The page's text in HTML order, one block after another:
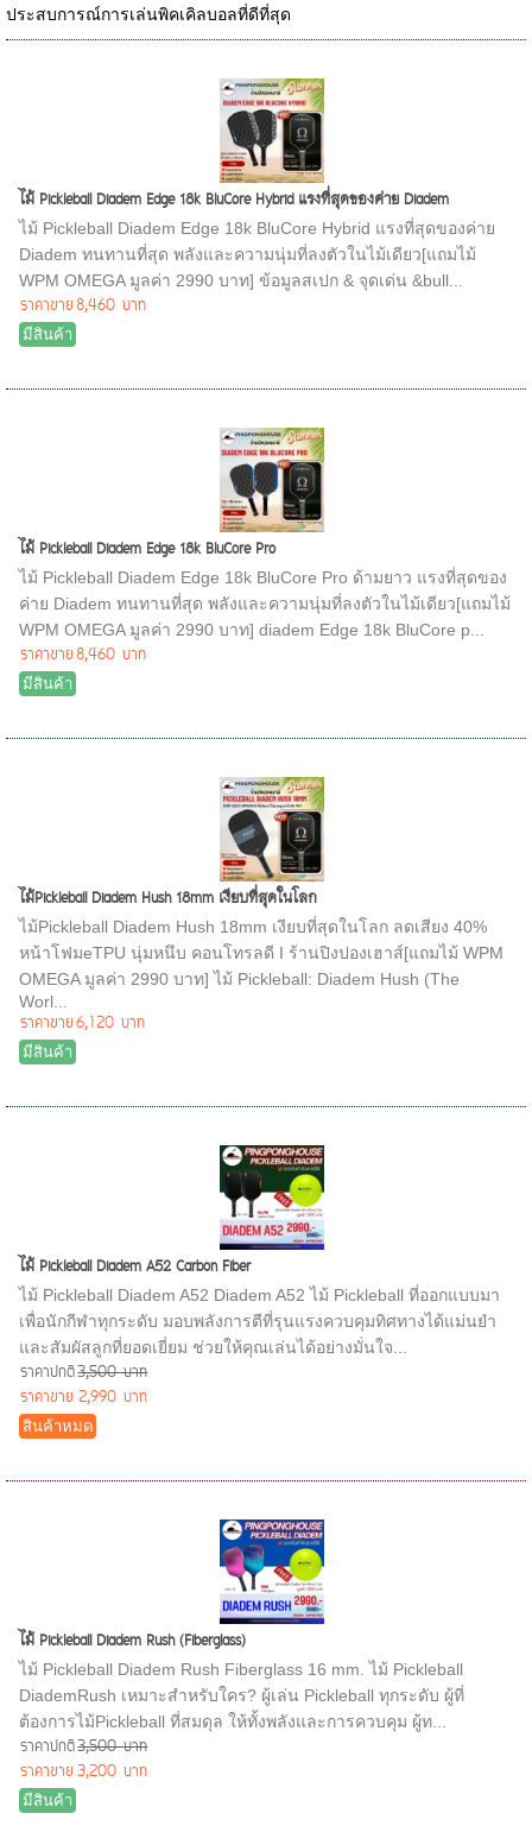
ประสบการณ์การเล่นพิคเคิลบอลที่ดีที่สุด
ไม้ Pickleball Diadem Edge 18k BluCore Hybrid แรงที่สุดของค่าย Diadem
ไม้ Pickleball Diadem Edge 18k BluCore Hybrid แรงที่สุดของค่าย
Diadem ทนทานที่สุด พลังและความนุ่มที่ลงตัวในไม้เดียว[แถมไม้
WPM OMEGA มูลค่า 2990 บาท] ข้อมูลสเปก & จุดเด่น &bull...
ราคาขาย8,460 บาท
มีสินค้า
ไม้ Pickleball Diadem Edge 18k BluCore Pro
ไม้ Pickleball Diadem Edge 18k BluCore Pro ด้ามยาว แรงที่สุดของ
ค่าย Diadem ทนทานที่สุด พลังและความนุ่มที่ลงตัวในไม้เดียว[แถมไม้
WPM OMEGA มูลค่า 2990 บาท] diadem Edge 18k BluCore p...
ราคาขาย8,460 บาท
มีสินค้า
ไม้Pickleball Diadem Hush 18mm เงียบที่สุดในโลก
ไม้Pickleball Diadem Hush 18mm เงียบที่สุดในโลก ลดเสียง 40%
หน้าโฟมeTPU นุ่มหนึบ คอนโทรลดี I ร้านปิงปองเฮาส์[แถมไม้ WPM
OMEGA มูลค่า 2990 บาท] ไม้ Pickleball: Diadem Hush (The
Worl...
ราคาขาย6,120 บาท
มีสินค้า
ไม้ Pickleball Diadem A52 Carbon Fiber
ไม้ Pickleball Diadem A52 Diadem A52 ไม้ Pickleball ที่ออกแบบมา
เพื่อนักกีฬาทุกระดับ มอบพลังการตีที่รุนแรงควบคุมทิศทางได้แม่นยำ
และสัมผัสลูกที่ยอดเยี่ยม ช่วยให้คุณเล่นได้อย่างมั่นใจ...
ราคาปกติ3,500 บาท
ราคาขาย 2,990 บาท
สินค้าหมด
ไม้ Pickleball Diadem Rush (Fiberglass)
ไม้ Pickleball Diadem Rush Fiberglass 16 mm. ไม้ Pickleball
DiademRush เหมาะสำหรับใคร? ผู้เล่น Pickleball ทุกระดับ ผู้ที่
ต้องการไม้Pickleball ที่สมดุล ให้ทั้งพลังและการควบคุม ผู้ท...
ราคาปกติ3,500 บาท
ราคาขาย 3,200 บาท
มีสินค้า